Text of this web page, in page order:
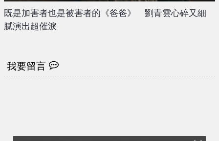
既是加害者也是被害者的《爸爸》 劉青雲心碎又細
膩演出超催淚
我要留言